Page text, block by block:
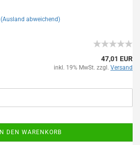
(Ausland abweichend)
47,01 EUR
inkl. 19% MwSt. zzgl. Versand
IN DEN WARENKORB